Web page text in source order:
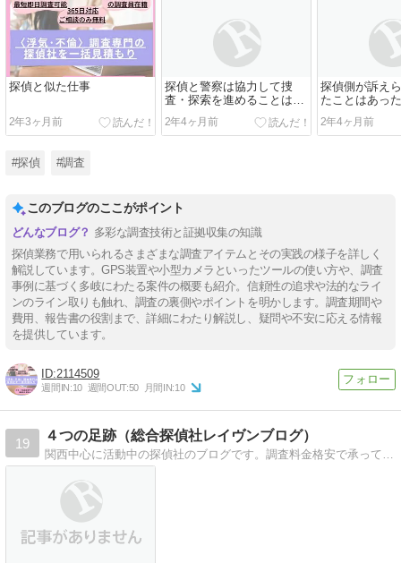
探偵と似た仕事
2年3ヶ月前
探偵と警察は協力して捜
査・探索を進めることはあ
るのか？
2年4ヶ月前
探偵側が訴え
たことはあっ
か？
2年4ヶ月前
#探偵 #調査
このブログのここがポイント
多彩な調査技術と証拠収集の知識
探偵業務で用いられるさまざまな調査アイテムとその実践の様子を詳しく
解説しています。GPS装置や小型カメラといったツールの使い方や、調査
事例に基づく多岐にわたる案件の概要も紹介。信頼性の追求や法的なライ
ンのライン取りも触れ、調査の裏側やポイントを明かします。調査期間や
費用、報告書の役割まで、詳細にわたり解説し、疑問や不安に応える情報
を提供しています。
2114509
週間IN:10 週間OUT:50 月間IN:10
19
４つの足跡（総合探偵社レイヴンブログ）